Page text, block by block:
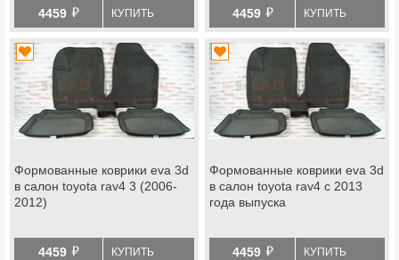
4459 й КУПИТЬ 4459 й КУПИТЬ
Формованные коврики eva 3d
в салон toyota rav4 3 (2006-
2012)
4459 й КУПИТЬ
Формованные коврики eva 3d
в салон toyota rav4 с 2013
года выпуска
4459 й КУПИТЬ